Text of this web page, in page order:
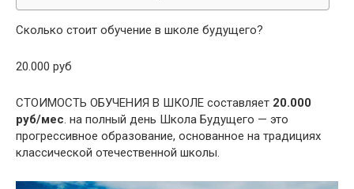
Сколько стоит обучение в школе будущего?
20.000 руб
СТОИМОСТЬ ОБУЧЕНИЯ В ШКОЛЕ составляет 20.000
руб/мес. на полный день Школа Будущего — это
прогрессивное образование, основанное на традициях
классической отечественной школы.